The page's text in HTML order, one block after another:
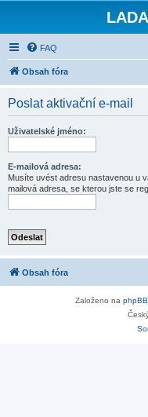
FAQ
Obsah fóra
Poslat aktivační e-mail
Uživatelské jméno:
E-mailová adresa:
Musíte uvést adresu nastavenou u
mailová adresa, se kterou jste se
Obsah fóra
Založeno na phpBB